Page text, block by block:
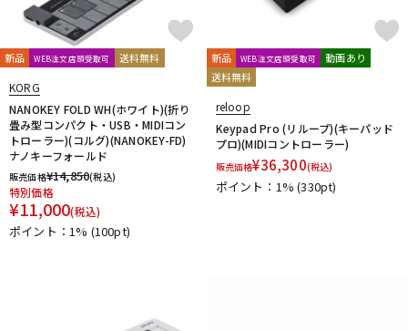
新品 WEB注文店頭受取可 送料無料
KORG
NANOKEY FOLD WH(ホワイト)(折り
畳み型コンパクト・USB・MIDIコン
トローラー)(コルグ)(NANOKEY-FD)
ナノキーフォールド
販売価格¥14,850(税込)
特別価格
¥11,000(税込)
ポイント：1% (100pt)
新品 WEB注文店頭受取可
動画あり
送料無料
reloop
Keypad Pro (リループ)(キーパッド
プロ)(MIDIコントローラー)
販売価格¥36,300(税込)
ポイント：1%(330pt)